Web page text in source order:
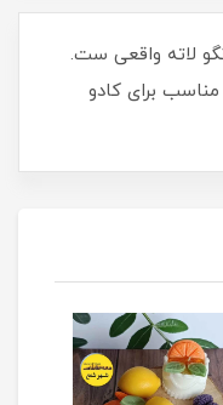
لاته واقعی ست.
برای کادو